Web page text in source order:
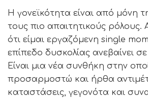
Η γονεϊκότητα είναι από μόνη
τους πιο απαιτητικούς
ότι είμαι εργαζόμενη single
επίπεδο δυσκολίας ανεβαίνει
Είναι μια νέα συνθήκη στην
προσαρμοστώ και ήρθα
καταστάσεις, γεγονότα και